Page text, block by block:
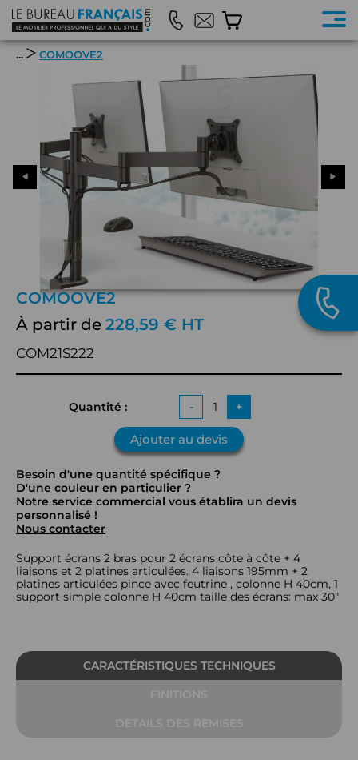
... COMOOVE2
COMOOVE2
À partir de 228,59 € HT
COM21S222
Quantité : - +
Ajouter au devis
Besoin d'une quantité spécifique ?
D'une couleur en particulier ?
Notre service commercial vous établira un devis
personnalisé !
Nous contacter
Support écrans 2 bras pour 2 écrans côte à côte + 4
liaisons et 2 platines articulées. 4 liaisons 195mm + 2
platines articulées pince avec feutrine , colonne H 40cm, 1
support simple colonne H 40cm taille des écrans: max 30"
CARACTÉRISTIQUES TECHNIQUES